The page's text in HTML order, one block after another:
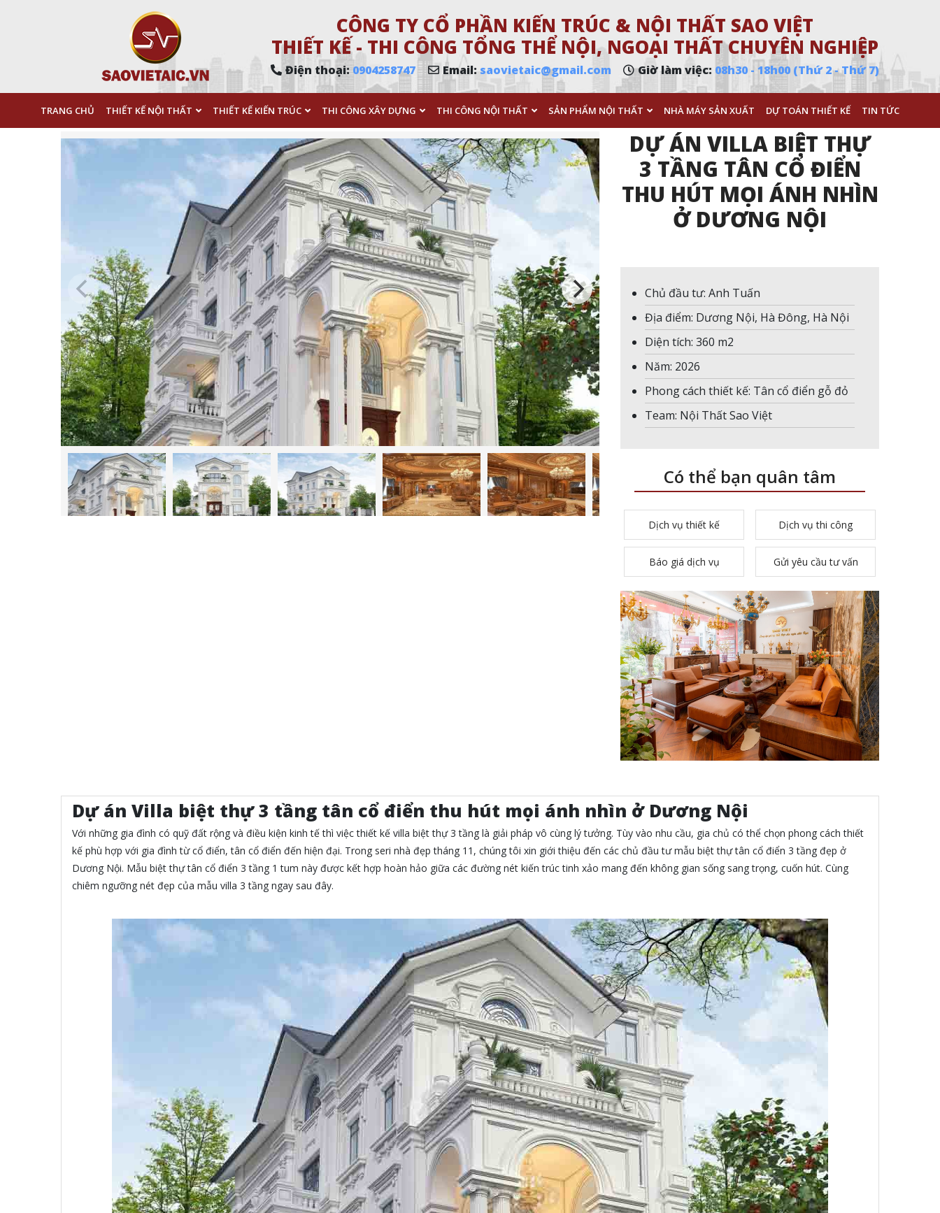
CÔNG TY CỔ PHẦN KIẾN TRÚC & NỘI THẤT SAO VIỆT
THIẾT KẾ - THI CÔNG TỔNG THỂ NỘI, NGOẠI THẤT CHUYÊN NGHIỆP
Điện thoại:0904258747 Email: saovietaic@gmail.com Giờ làm việc: 08h30 - 18h00 (Thứ 2 - Thứ 7)
TRANG CHỦ THIẾT KẾ NỘI THẤT THIẾT KẾ KIẾN TRÚC THI CÔNG XÂY DỰNG THI CÔNG NỘI THẤT SẢN PHẨM NỘI THẤT NHÀ MÁY SẢN XUẤT DỰ TOÁN THIẾT KẾ TIN TỨC
DỰ ÁN VILLA BIỆT THỰ
3 TẦNG TÂN CỔ ĐIỂN
THU HÚT MỌI ÁNH NHÌN
Ở DƯƠNG NỘI
Chủ đầu tư: Anh Tuấn
Địa điểm: Dương Nội, Hà Đông, Hà Nội
Diện tích: 360 m2
Năm: 2026
Phong cách thiết kế: Tân cổ điển gỗ đỏ
Team: Nội Thất Sao Việt
Có thể bạn quân tâm
Dịch vụ thiết kế Dịch vụ thi công
Báo giá dịch vụ Gửi yêu cầu tư vấn
Dự án Villa biệt thự 3 tầng tân cổ điển thu hút mọi ánh nhìn ở Dương Nội
Với những gia đình có quỹ đất rộng và điều kiện kinh tế thì việc thiết kế villa biệt thự 3 tầng là giải pháp vô cùng lý tưởng. Tùy vào nhu cầu, gia chủ có thể chọn phong cách thiết
kế phù hợp với gia đình từ cổ điển, tân cổ điển đến hiện đại. Trong seri nhà đẹp tháng 11, chúng tôi xin giới thiệu đến các chủ đầu tư mẫu biệt thự tân cổ điển 3 tầng đẹp ở
Dương Nội. Mẫu biệt thự tân cổ điển 3 tầng 1 tum này được kết hợp hoàn hảo giữa các đường nét kiến trúc tinh xảo mang đến không gian sống sang trọng, cuốn hút. Cùng
chiêm ngưỡng nét đẹp của mẫu villa 3 tầng ngay sau đây.